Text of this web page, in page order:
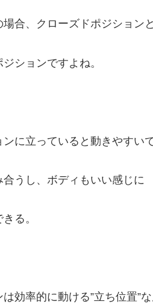
合、クローズドポジションと
ションですよね。
に立っていると動きやすい
合うし、ボディもいい感じに
る。
効率的に動ける”立ち位置”な